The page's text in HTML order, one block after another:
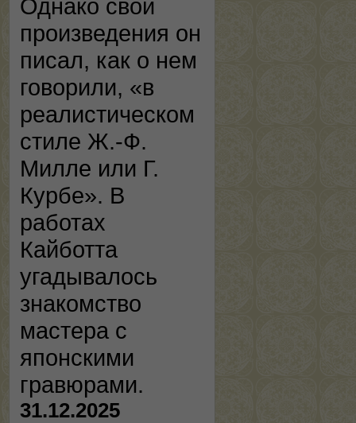
Однако свои
произведения он
писал, как о нем
говорили, «в
реалистическом
стиле Ж.-Ф.
Милле или Г.
Курбе». В
работах
Кайботта
угадывалось
знакомство
мастера с
японскими
гравюрами.
31.12.2025